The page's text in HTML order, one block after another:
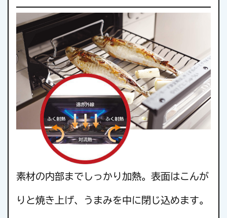
素材の内部までしっかり加熱。表面はこんが
りと焼き上げ、うまみを中に閉じ込めます。